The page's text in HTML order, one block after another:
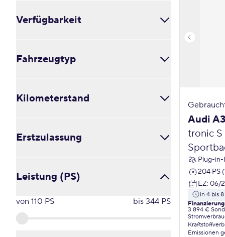
Verfügbarkeit
in 4 bis 8 Wochen
Fahrzeugtyp
Coupé (0)
Limousine (15)
Sonstige (0)
SUV / Crossover / Geländewagen (8)
Verglaster Kastenwagen (0)
Kilometerstand
Erstzulassung
Leistung (PS)
von 110 PS bis 344 PS
Audi A3
tronic
Plug-
204 PS
EZ: 06/
in 4 bis
3.894 €
Emissionen